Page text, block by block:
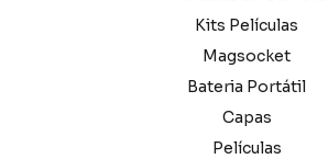
Kits Películas
Magsocket
Bateria Portátil
Capas
Películas